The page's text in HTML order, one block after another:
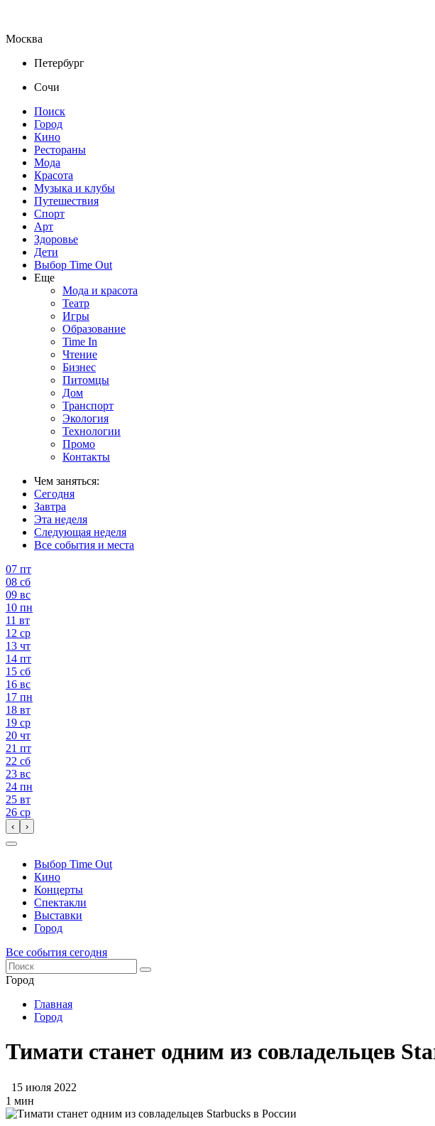
Москва
Петербург
Сочи
Поиск
Город
Кино
Рестораны
Мода
Красота
Музыка и клубы
Путешествия
Спорт
Арт
Здоровье
Дети
Выбор Time Out
Еще
Мода и красота
Театр
Игры
Образование
Time In
Чтение
Бизнес
Питомцы
Дом
Транспорт
Экология
Технологии
Промо
Контакты
Чем заняться:
Сегодня
Завтра
Эта неделя
Следующая неделя
Все события и места
07 пт
08 сб
09 вс
10 пн
11 вт
12 ср
13 чт
14 пт
15 сб
16 вс
17 пн
18 вт
19 ср
20 чт
21 пт
22 сб
23 вс
24 пн
25 вт
26 ср
‹ ›
Выбор Time Out
Кино
Концерты
Спектакли
Выставки
Город
Все события сегодня
Город
Главная
Город
Тимати станет одним из совладельцев
15 июля 2022
1 мин